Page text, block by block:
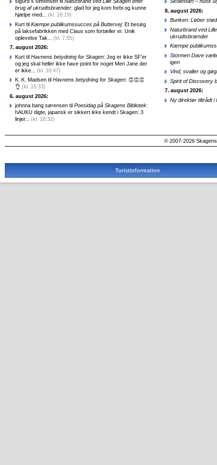
brug af ukrudtsbrænder: glad for jeg kom forbi og kunne
hjælpe med... (kl. 16:19)
Kurt til Kæmpe publikumssucces på Buttervej: Et besøg
på laksefabrikken med Claus som fortæller er. Unik
oplevelse Tak... (kl. 7:55)
7. august 2026:
Kurt til Havnens betydning for Skagen: Jeg er ikke SF’er
og jeg skal heller ikke have point for noget Men Jane der
er ikke... (kl. 18:47)
K. K. Madsen til Havnens betydning for Skagen: 👏👏👏
👌 (kl. 15:33)
6. august 2026:
johnna bang sørensen til Poesidag på Skagens Bibliotek:
hAUKU digte, japansk er sikkert ikke kendt i Skagen: 3
linjer... (kl. 18:32)
8. august 2026:
Bunken: Løber
Naturbrand ved
ukrudtsbrænder
Kæmpe
Stormen Dave
igen
Vind, svaller og
Spirit of Discovery
7. august 2026:
Ny direktør tiltrådt i
© 2007-2026
Turistinformation